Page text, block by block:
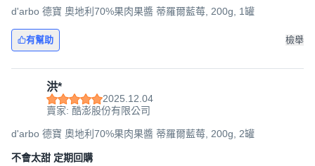
d'arbo 德寶 奧地利70%果肉果醬 蒂羅爾藍莓, 200g, 1罐
有幫助 檢舉
洪*
2025.12.04
賣家: 酷澎股份有限公司
d'arbo 德寶 奧地利70%果肉果醬 蒂羅爾藍莓, 200g, 2罐
不會太甜 定期回購